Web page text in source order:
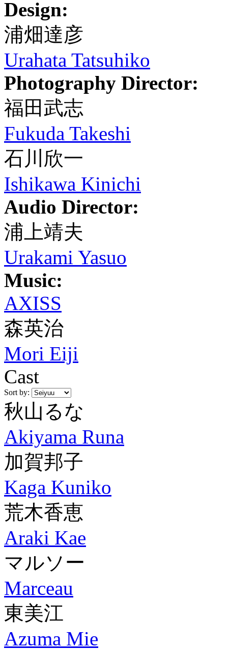
Design:
浦畑達彦
Urahata Tatsuhiko
Photography Director:
福田武志
Fukuda Takeshi
石川欣一
Ishikawa Kinichi
Audio Director:
浦上靖夫
Urakami Yasuo
Music:
AXISS
森英治
Mori Eiji
Cast
Sort by:
秋山るな
Akiyama Runa
加賀邦子
Kaga Kuniko
荒木香恵
Araki Kae
マルソー
Marceau
東美江
Azuma Mie